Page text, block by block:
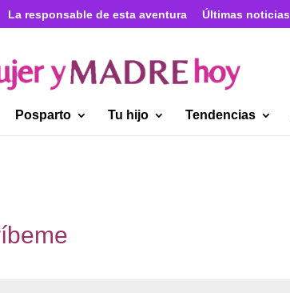
La responsable de esta aventura Últimas noticias
Posparto Tu hijo Tendencias